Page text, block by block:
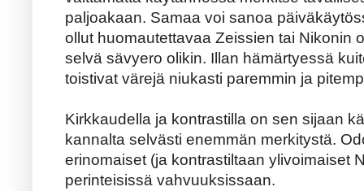
paljoakaan. Samaa voi sanoa
ollut huomautettavaa Zeissien tai Nikonin
selvä sävyero olikin. Illan hämärtyessä
toistivat värejä niukasti paremmin ja
Kirkkaudella ja kontrastilla on sen sijaan
kannalta selvästi enemmän merkitystä.
erinomaiset (ja kontrastiltaan ylivoimaiset
perinteisissä vahvuuksissaan.